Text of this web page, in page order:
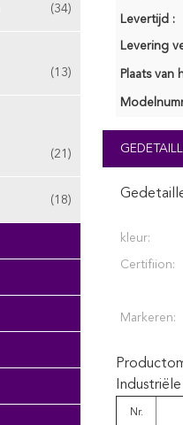
(34)
(13)
(21)
(18)
Levertijd :
Levering
Plaats van
kleur:
Certifiion:
Markeren:
Nr.